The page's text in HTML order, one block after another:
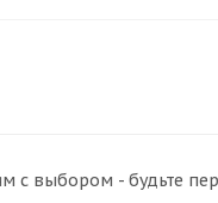
с выбором - будьте